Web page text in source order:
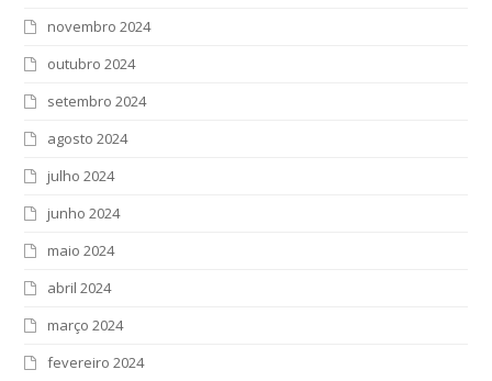
novembro 2024
outubro 2024
setembro 2024
agosto 2024
julho 2024
junho 2024
maio 2024
abril 2024
março 2024
fevereiro 2024